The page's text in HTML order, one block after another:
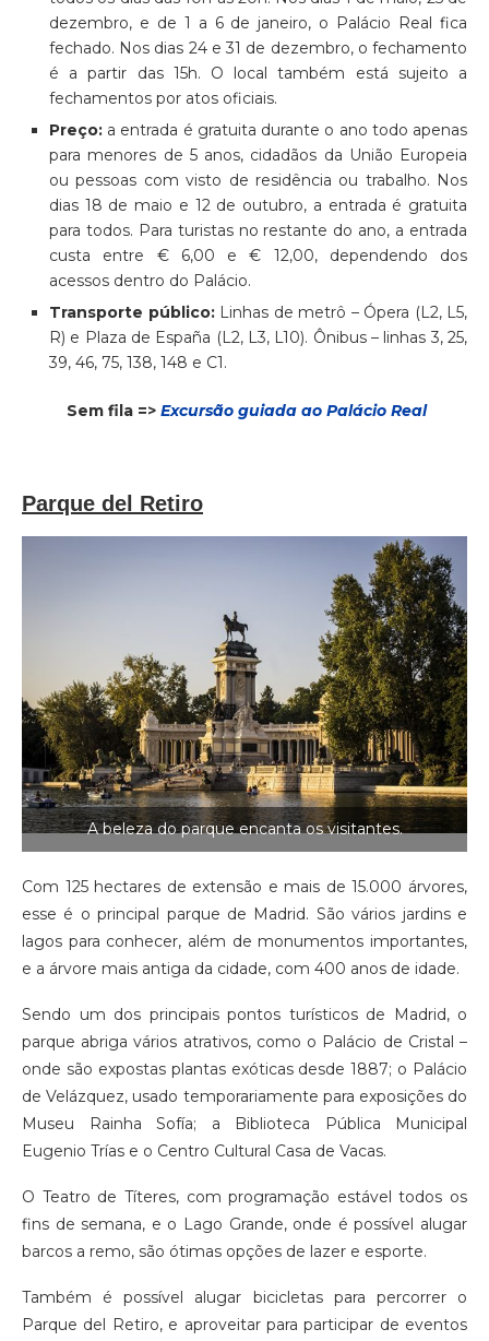
dezembro, e de 1 a 6 de janeiro, o Palácio Real fica
fechado. Nos dias 24 e 31 de dezembro, o fechamento
é a partir das 15h. O local também está sujeito a
fechamentos por atos oficiais.
Preço: a entrada é gratuita durante o ano todo apenas
para menores de 5 anos, cidadãos da União Europeia
ou pessoas com visto de residência ou trabalho. Nos
dias 18 de maio e 12 de outubro, a entrada é gratuita
para todos. Para turistas no restante do ano, a entrada
custa entre € 6,00 e € 12,00, dependendo dos
acessos dentro do Palácio.
Transporte público:Linhas de metrô – Ópera (L2, L5,
R) e Plaza de España (L2, L3, L10). Ônibus – linhas 3, 25,
39, 46, 75, 138, 148 e C1.
Sem fila => Excursão guiada ao Palácio Real
Parque del Retiro
A beleza do parque encanta os visitantes.
Com 125 hectares de extensão e mais de 15.000 árvores,
esse é o principal parque de Madrid. São vários jardins e
lagos para conhecer, além de monumentos importantes,
e a árvore mais antiga da cidade, com 400 anos de idade.
Sendo um dos principais pontos turísticos de Madrid, o
parque abriga vários atrativos, como o Palácio de Cristal –
onde são expostas plantas exóticas desde 1887; o Palácio
de Velázquez, usado temporariamente para exposições do
Museu Rainha Sofía; a Biblioteca Pública Municipal
Eugenio Trías e o Centro Cultural Casa de Vacas.
O Teatro de Títeres, com programação estável todos os
fins de semana, e o Lago Grande, onde é possível alugar
barcos a remo, são ótimas opções de lazer e esporte.
Também é possível alugar bicicletas para percorrer o
Parque del Retiro, e aproveitar para participar de eventos